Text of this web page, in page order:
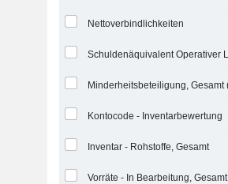
Nettoverbindlichkeiten
Kontocode - Inventarbewertung
Inventar - Rohstoffe, Gesamt
Vorräte - In Bearbeitung, Gesamt